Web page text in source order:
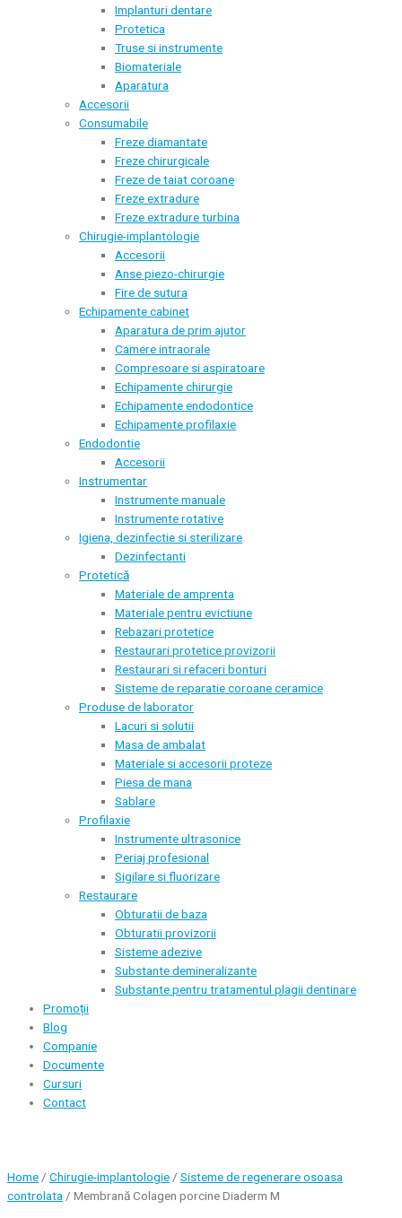
Implanturi dentare
Protetica
Truse si instrumente
Biomateriale
Aparatura
Accesorii
Consumabile
Freze diamantate
Freze chirurgicale
Freze de taiat coroane
Freze extradure
Freze extradure turbina
Chirugie-implantologie
Accesorii
Anse piezo-chirurgie
Fire de sutura
Echipamente cabinet
Aparatura de prim ajutor
Camere intraorale
Compresoare si aspiratoare
Echipamente chirurgie
Echipamente endodontice
Echipamente profilaxie
Endodontie
Accesorii
Instrumentar
Instrumente manuale
Instrumente rotative
Igiena, dezinfectie si sterilizare
Dezinfectanti
Protetică
Materiale de amprenta
Materiale pentru evictiune
Rebazari protetice
Restaurari protetice provizorii
Restaurari si refaceri bonturi
Sisteme de reparatie coroane ceramice
Produse de laborator
Lacuri si solutii
Masa de ambalat
Materiale si accesorii proteze
Piesa de mana
Sablare
Profilaxie
Instrumente ultrasonice
Periaj profesional
Sigilare si fluorizare
Restaurare
Obturatii de baza
Obturatii provizorii
Sisteme adezive
Substante demineralizante
Substante pentru tratamentul plagii dentinare
Promoții
Blog
Companie
Documente
Cursuri
Contact
Home / Chirugie-implantologie / Sisteme de regenerare osoasa
controlata / Membrană Colagen porcine Diaderm M